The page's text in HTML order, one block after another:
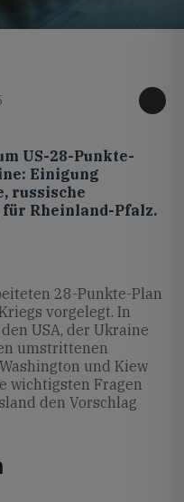
US-28-Punkte-
Einigung
russische
für Rheinland-Pfalz.
28-Punkte-Plan
vorgelegt. In
USA, der Ukraine
umstrittenen
und Kiew
wichtigsten Fragen
den Vorschlag